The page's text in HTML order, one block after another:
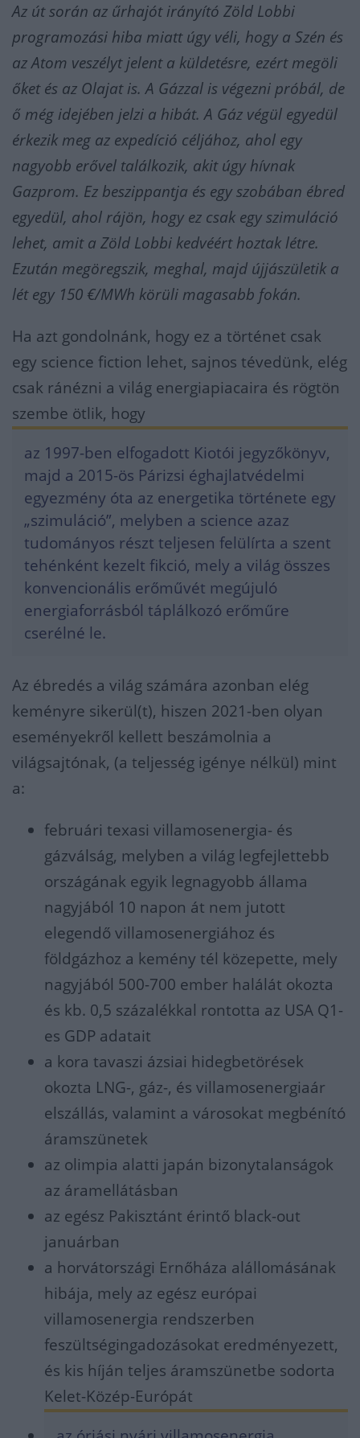
Az út során az űrhajót irányító Zöld Lobbi
programozási hiba miatt úgy véli, hogy a Szén és
az Atom veszélyt jelent a küldetésre, ezért megöli
őket és az Olajat is. A Gázzal is végezni próbál, de
ő még idejében jelzi a hibát. A Gáz végül egyedül
érkezik meg az expedíció céljához, ahol egy
nagyobb erővel találkozik, akit úgy hívnak
Gazprom. Ez beszippantja és egy szobában ébred
egyedül, ahol rájön, hogy ez csak egy szimuláció
lehet, amit a Zöld Lobbi kedvéért hoztak létre.
Ezután megöregszik, meghal, majd újjászületik a
lét egy 150 €/MWh körüli magasabb fokán.
Ha azt gondolnánk, hogy ez a történet csak
egy science fiction lehet, sajnos tévedünk, elég
csak ránézni a világ energiapiacaira és rögtön
szembe ötlik, hogy
az 1997-ben elfogadott Kiotói jegyzőkönyv,
majd a 2015-ös Párizsi éghajlatvédelmi
egyezmény óta az energetika története egy
„szimuláció”, melyben a science azaz
tudományos részt teljesen felülírta a szent
tehénként kezelt fikció, mely a világ összes
konvencionális erőművét megújuló
energiaforrásból táplálkozó erőműre
cserélné le.
Az ébredés a világ számára azonban elég
keményre sikerül(t), hiszen 2021-ben olyan
eseményekről kellett beszámolnia a
világsajtónak, (a teljesség igénye nélkül) mint
a:
februári texasi villamosenergia- és
gázválság, melyben a világ legfejlettebb
országának egyik legnagyobb állama
nagyjából 10 napon át nem jutott
elegendő villamosenergiához és
földgázhoz a kemény tél közepette, mely
nagyjából 500-700 ember halálát okozta
és kb. 0,5 százalékkal rontotta az USA Q1-
es GDP adatait
a kora tavaszi ázsiai hidegbetörések
okozta LNG-, gáz-, és villamosenergiaár
elszállás, valamint a városokat megbénító
áramszünetek
az olimpia alatti japán bizonytalanságok
az áramellátásban
az egész Pakisztánt érintő black-out
januárban
a horvátországi Ernőháza alállomásának
hibája, mely az egész európai
villamosenergia rendszerben
feszültségingadozásokat eredményezett,
és kis híján teljes áramszünetbe sodorta
Kelet-Közép-Európát